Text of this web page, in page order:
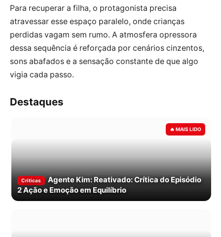
Para recuperar a filha, o protagonista precisa
atravessar esse espaço paralelo, onde crianças
perdidas vagam sem rumo. A atmosfera opressora
dessa sequência é reforçada por cenários cinzentos,
sons abafados e a sensação constante de que algo
vigia cada passo.
Destaques
Criticas
Agente Kim: Reativado: Crítica do Episódio
2 Ação e Emoção em Equilíbrio